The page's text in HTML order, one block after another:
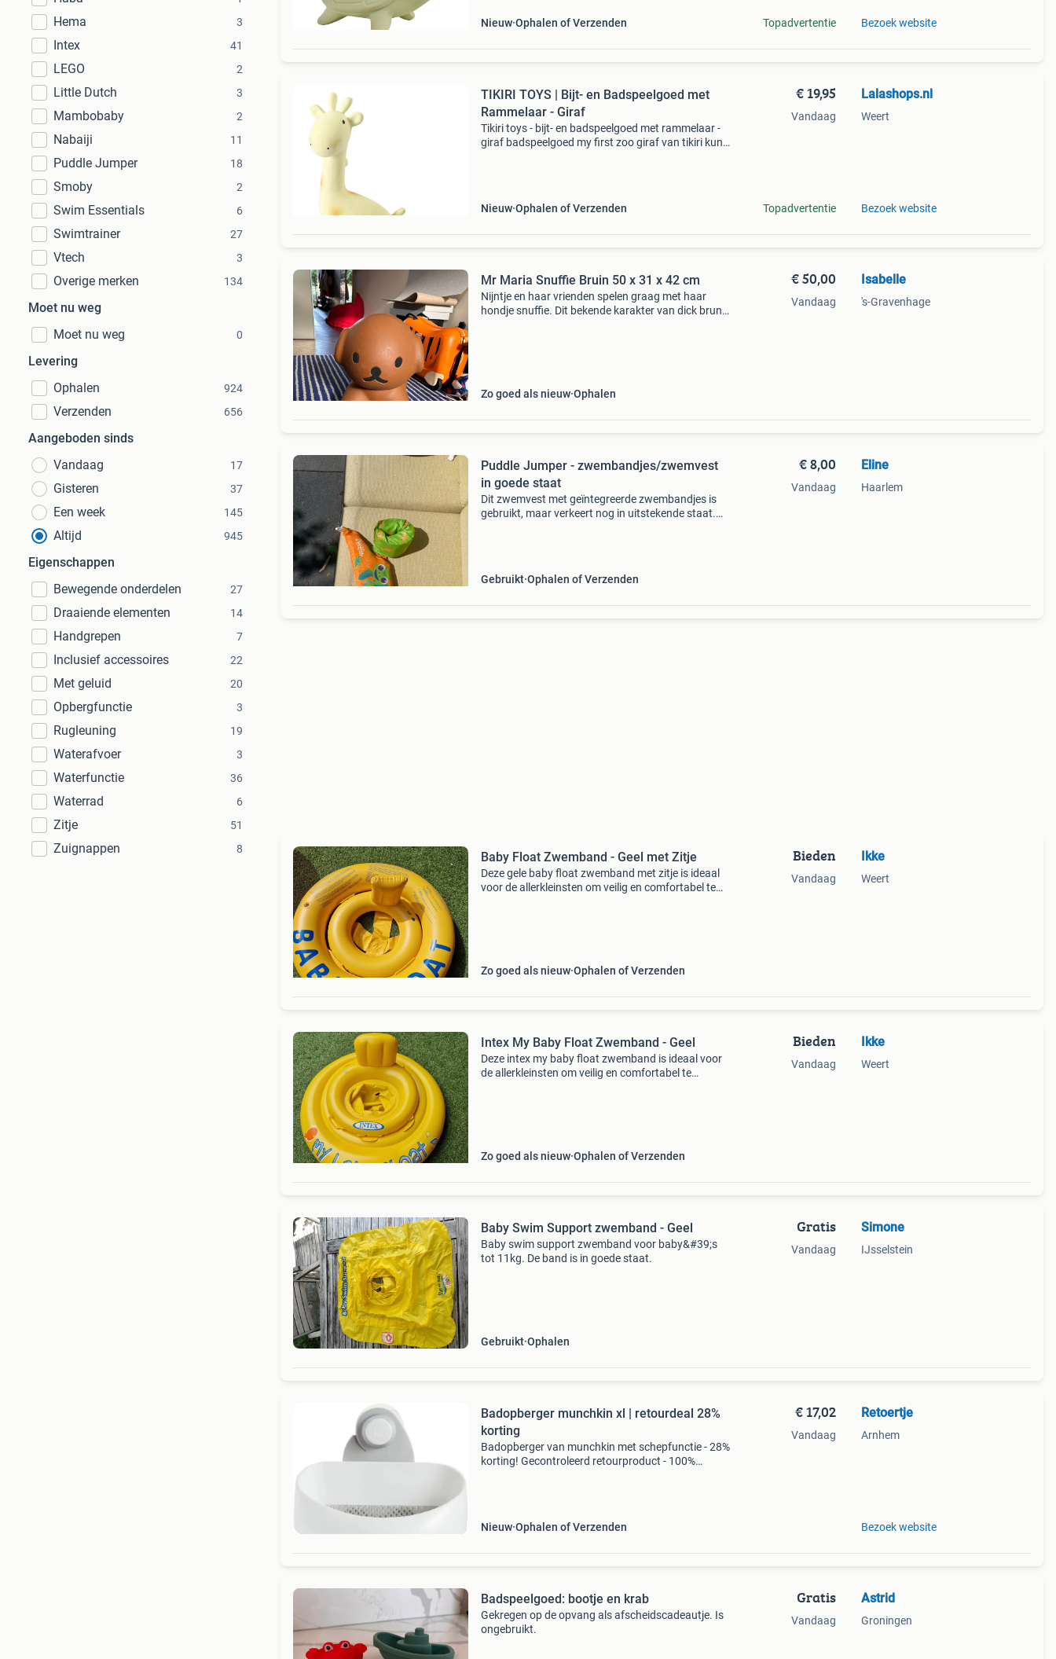
Hema 3
Intex 41
LEGO 2
Little Dutch 3
Mambobaby 2
Nabaiji 11
Puddle Jumper 18
Smoby 2
Swim Essentials 6
Swimtrainer 27
Vtech 3
Overige merken 134
Moet nu weg
Moet nu weg
0
Levering
Ophalen
924
Verzenden 656
Aangeboden sinds
Vandaag
17
Gisteren 37
Een week 145
Altijd 945
Eigenschappen
Bewegende onderdelen
27
Draaiende elementen 14
Handgrepen 7
Inclusief accessoires 22
Met geluid 20
Opbergfunctie 3
Rugleuning 19
Waterafvoer 3
Waterfunctie 36
Waterrad 6
Zitje 51
Zuignappen 8
Nieuw Ophalen of Verzenden Topadvertentie Bezoek website
TIKIRI TOYS | Bijt- en Badspeelgoed met
Rammelaar - Giraf
Tikiri toys - bijt- en badspeelgoed met rammelaar -
giraf badspeelgoed my first zoo giraf van tikiri kun
Nieuw Ophalen of Verzenden
€ 19,95
Vandaag
Topadvertentie
Lalashops.nl
Weert
Bezoek website
Mr Maria Snuffie Bruin 50 x 31 x 42 cm
Nijntje en haar vrienden spelen graag met haar
hondje snuffie. Dit bekende karakter van dick bruna
Zo goed als nieuw Ophalen
€ 50,00
Vandaag
Isabelle
's-Gravenhage
Puddle Jumper - zwembandjes/zwemvest
in goede staat
Dit zwemvest met geïntegreerde zwembandjes is
gebruikt, maar verkeert nog in uitstekende staat.
Gebruikt Ophalen of Verzenden
€ 8,00
Vandaag
Eline
Haarlem
Baby Float Zwemband - Geel met Zitje
Deze gele baby float zwemband met zitje is ideaal
voor de allerkleinsten om veilig en comfortabel te
Zo goed als nieuw Ophalen of Verzenden
Bieden
Vandaag
Ikke
Weert
Intex My Baby Float Zwemband - Geel
Deze intex my baby float zwemband is ideaal voor
de allerkleinsten om veilig en comfortabel te
Zo goed als nieuw Ophalen of Verzenden
Bieden
Vandaag
Ikke
Weert
Baby Swim Support zwemband - Geel
Baby swim support zwemband voor baby&#39;s
tot 11kg. De band is in goede staat.
Gebruikt Ophalen
Gratis
Vandaag
Simone
IJsselstein
Badopberger munchkin xl | retourdeal 28%
korting
Badopberger van munchkin met schepfunctie - 28%
korting! Gecontroleerd retourproduct - 100%
Nieuw Ophalen of Verzenden
€ 17,02
Vandaag
Retoertje
Arnhem
Bezoek website
Badspeelgoed: bootje en krab
Gekregen op de opvang als afscheidscadeautje. Is
ongebruikt.
Gratis
Vandaag
Astrid
Groningen